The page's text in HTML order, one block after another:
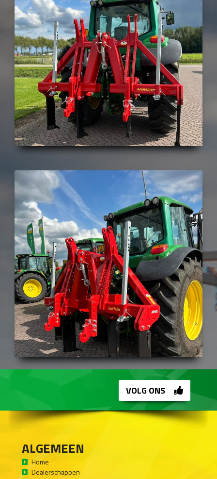
VOLG ONS
ALGEMEEN
Home
Dealerschappen